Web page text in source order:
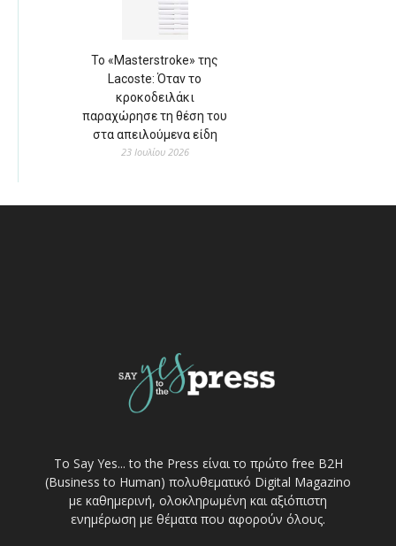
Το «Masterstroke» της
Lacoste: Όταν το
κροκοδειλάκι
παραχώρησε τη θέση του
στα απειλούμενα είδη
23 Ιουλίου 2026
Το Say Yes... to the Press είναι το πρώτο free Β2Η
(Business to Human) πολυθεματικό Digital Magazino
με καθημερινή, ολοκληρωμένη και αξιόπιστη
ενημέρωση με θέματα που αφορούν όλους.